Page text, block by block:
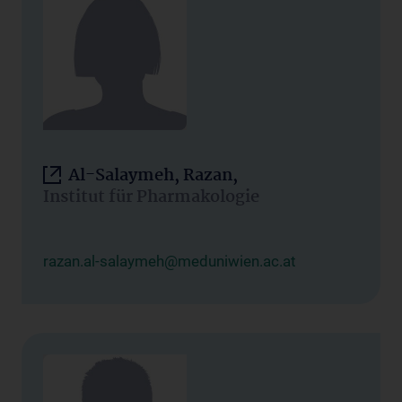
Al-Salaymeh, Razan,
Institut für Pharmakologie
razan.al-salaymeh@meduniwien.ac.at